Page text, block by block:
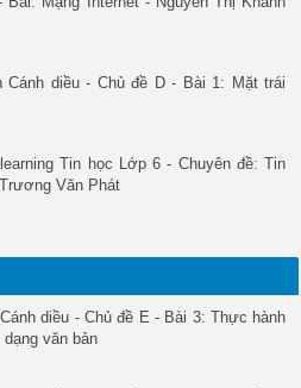
Cánh diều - Chủ đề D - Bài 1: Mặt trái
Tin học Lớp 6 - Chuyên đề: Tin
Văn Phát
diều - Chủ đề E - Bài 3: Thực hành
văn bản